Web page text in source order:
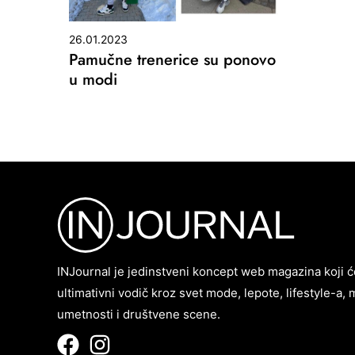
26.01.2023
Pamučne trenerice su ponovo
u modi
INJournal je jedinstveni koncept web magazina koji
ultimativni vodič kroz svet mode, lepote, lifestyle-a,
umetnosti i društvene scene.